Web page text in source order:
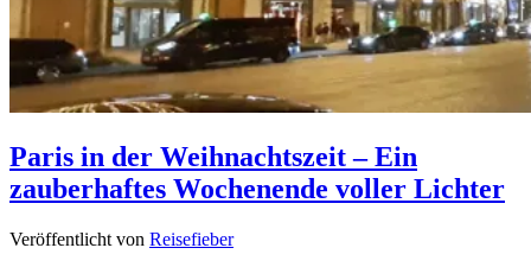
Paris in der Weihnachtszeit – Ein
zauberhaftes Wochenende voller Lichter
Veröffentlicht von Reisefieber